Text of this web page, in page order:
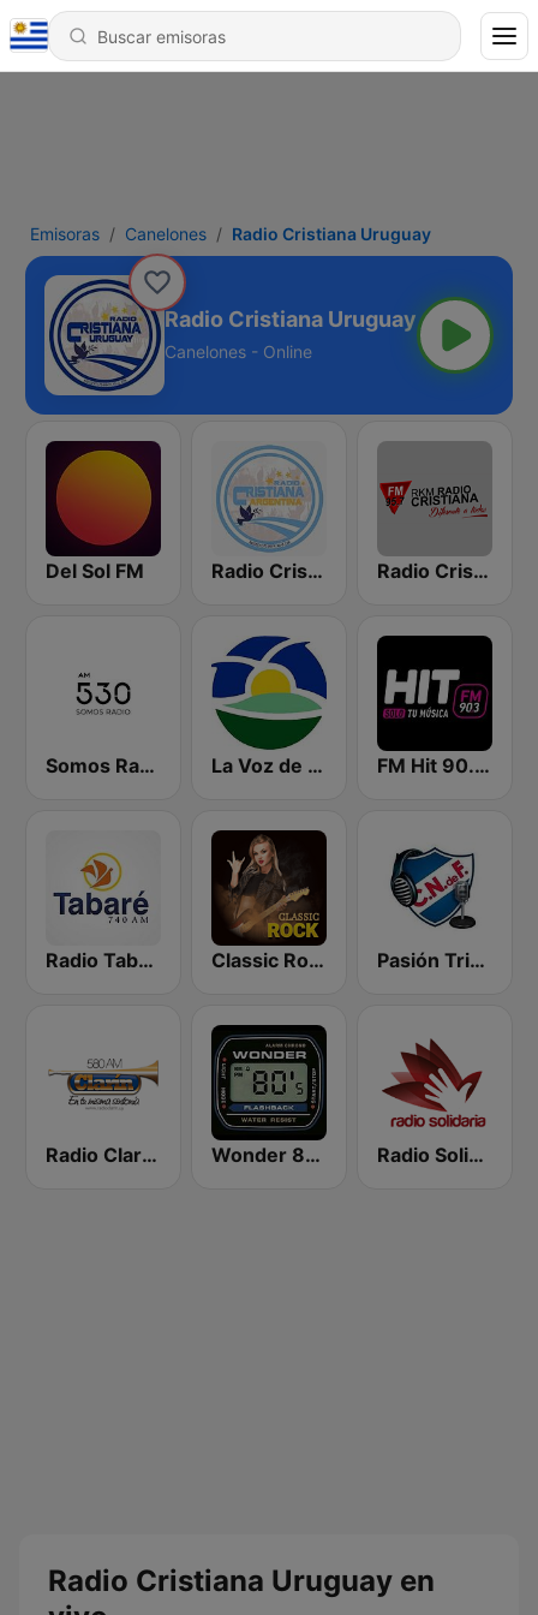
Emisoras Canelones Radio Cristiana Uruguay
Radio Cristiana Uruguay
Canelones - Online
Del Sol FM Radio Cristiana Argentina Radio Cristiana
Somos Radio AM 530 La Voz de Melo FM Hit 90.3 FM
Radio Tabaré 740 AM Classic Rock Station Pasión Tricolor
Radio Clarin AM580 Wonder 80's Radio Solidaria
Radio Cristiana Uruguay en